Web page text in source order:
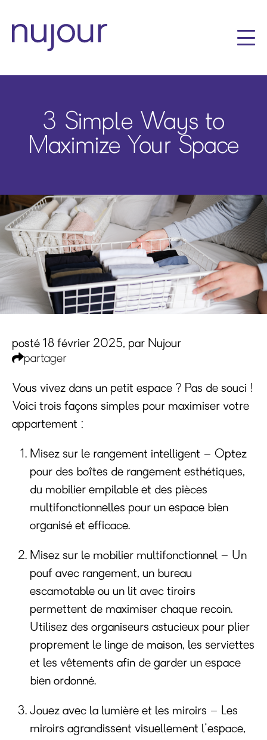
3 Simple Ways to
Maximize Your Space
posté 18 février 2025, par Nujour
partager
Vous vivez dans un petit espace ? Pas de souci !
Voici trois façons simples pour maximiser votre
appartement :
Misez sur le rangement intelligent – Optez
pour des boîtes de rangement esthétiques,
du mobilier empilable et des pièces
multifonctionnelles pour un espace bien
organisé et efficace.
Misez sur le mobilier multifonctionnel – Un
pouf avec rangement, un bureau
escamotable ou un lit avec tiroirs
permettent de maximiser chaque recoin.
Utilisez des organiseurs astucieux pour plier
proprement le linge de maison, les serviettes
et les vêtements afin de garder un espace
bien ordonné.
Jouez avec la lumière et les miroirs – Les
miroirs agrandissent visuellement l'espace,